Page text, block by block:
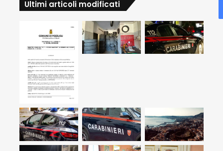
Ultimi articoli modificati